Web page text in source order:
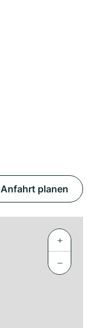
Anfahrt planen
+
−